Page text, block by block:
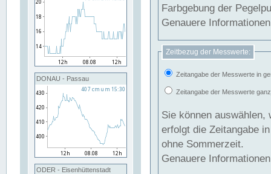
DONAU - Passau
ODER - Eisenhüttenstadt
Farbgebung der
Genauere
Zeitbezug der Messwerte:
Zeitangabe der Messwerte in
Zeitangabe der Messwerte
Sie können auswählen,
erfolgt die Zeitangabe
ohne Sommerzeit.
Genauere